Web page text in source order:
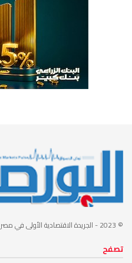
© 2023 - الجريدة الاقتصادية الأولى في مصر
تصفح